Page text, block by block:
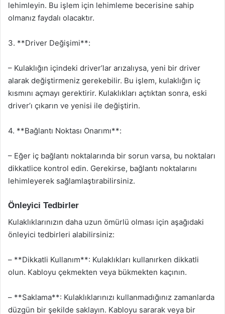
lehimleyin. Bu işlem için lehimleme becerisine sahip
olmanız faydalı olacaktır.
3. **Driver Değişimi**:
– Kulaklığın içindeki driver’lar arızalıysa, yeni bir driver
alarak değiştirmeniz gerekebilir. Bu işlem, kulaklığın iç
kısmını açmayı gerektirir. Kulaklıkları açtıktan sonra, eski
driver’ı çıkarın ve yenisi ile değiştirin.
4. **Bağlantı Noktası Onarımı**:
– Eğer iç bağlantı noktalarında bir sorun varsa, bu noktaları
dikkatlice kontrol edin. Gerekirse, bağlantı noktalarını
lehimleyerek sağlamlaştırabilirsiniz.
Önleyici Tedbirler
Kulaklıklarınızın daha uzun ömürlü olması için aşağıdaki
önleyici tedbirleri alabilirsiniz:
– **Dikkatli Kullanım**: Kulaklıkları kullanırken dikkatli
olun. Kabloyu çekmekten veya bükmekten kaçının.
– **Saklama**: Kulaklıklarınızı kullanmadığınız zamanlarda
düzgün bir şekilde saklayın. Kabloyu sararak veya bir